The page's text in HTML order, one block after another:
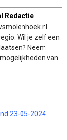
Redactie
Wil je zelf een
Neem
van
23-05-2024